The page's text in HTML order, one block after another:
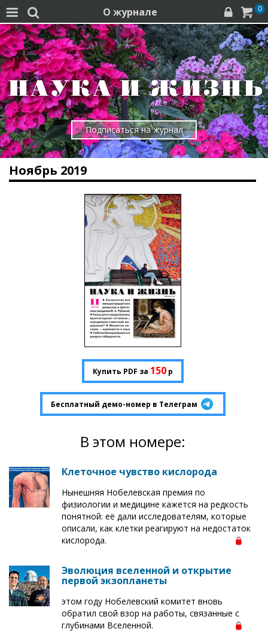
  О журнале   0
Подписаться на журнал
Ноябрь 2019
Купить PDF за 150р
Бесплатный демо-номер в Телеграм
В этом номере:
Клеточное чувство кислорода
Нынешняя Нобелевская премия по
физиологии и медицине кажется на редкость
понятной: её дали исследователям, которые
описали, как клетки реагируют на недостаток
кислорода.
Эволюция вселенной и открытие
первой экзопланеты
этом году Нобелевский комитет вновь
обратил свой взор на работы, связанные с
глубинами Вселенной.